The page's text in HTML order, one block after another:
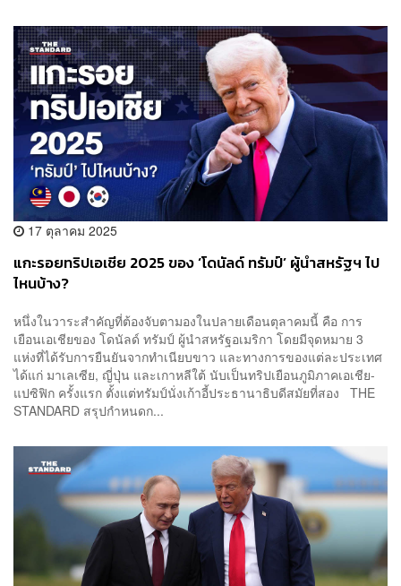
17 ตุลาคม 2025
แกะรอยทริปเอเชีย 2025 ของ ‘โดนัลด์ ทรัมป์’ ผู้นำสหรัฐฯ ไป
ไหนบ้าง?
หนึ่งในวาระสำคัญที่ต้องจับตามองในปลายเดือนตุลาคมนี้ คือ การ
เยือนเอเชียของ โดนัลด์ ทรัมป์ ผู้นำสหรัฐอเมริกา โดยมีจุดหมาย 3
แห่งที่ได้รับการยืนยันจากทำเนียบขาว และทางการของแต่ละประเทศ
ได้แก่ มาเลเซีย, ญี่ปุ่น และเกาหลีใต้ นับเป็นทริปเยือนภูมิภาคเอเชีย-
แปซิฟิก ครั้งแรก ตั้งแต่ทรัมป์นั่งเก้าอี้ประธานาธิบดีสมัยที่สอง THE
STANDARD สรุปกำหนดก...